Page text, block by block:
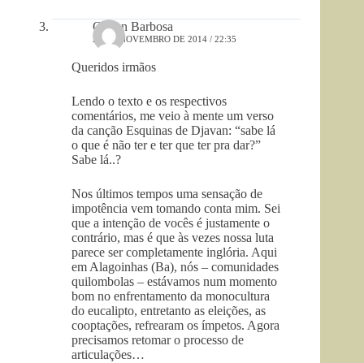
Gilvan Barbosa
25 DE NOVEMBRO DE 2014 / 22:35
Queridos irmãos
Lendo o texto e os respectivos
comentários, me veio à mente um verso
da canção Esquinas de Djavan: “sabe lá
o que é não ter e ter que ter pra dar?”
Sabe lá..?
Nos últimos tempos uma sensação de
impotência vem tomando conta mim. Sei
que a intenção de vocês é justamente o
contrário, mas é que às vezes nossa luta
parece ser completamente inglória. Aqui
em Alagoinhas (Ba), nós – comunidades
quilombolas – estávamos num momento
bom no enfrentamento da monocultura
do eucalipto, entretanto as eleições, as
cooptações, refrearam os ímpetos. Agora
precisamos retomar o processo de
articulações…